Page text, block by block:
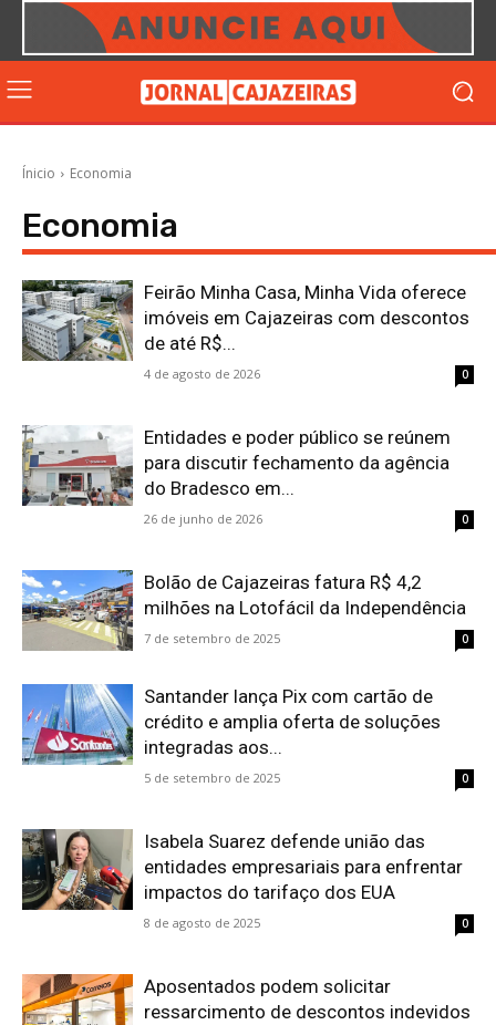
Ínicio Economia
Economia
Feirão Minha Casa, Minha Vida oferece
imóveis em Cajazeiras com descontos
de até R$...
4 de agosto de 2026 0
Entidades e poder público se reúnem
para discutir fechamento da agência
do Bradesco em...
26 de junho de 2026 0
Bolão de Cajazeiras fatura R$ 4,2
milhões na Lotofácil da Independência
7 de setembro de 2025 0
Santander lança Pix com cartão de
crédito e amplia oferta de soluções
integradas aos...
5 de setembro de 2025 0
Isabela Suarez defende união das
entidades empresariais para enfrentar
impactos do tarifaço dos EUA
8 de agosto de 2025 0
Aposentados podem solicitar
ressarcimento de descontos indevidos